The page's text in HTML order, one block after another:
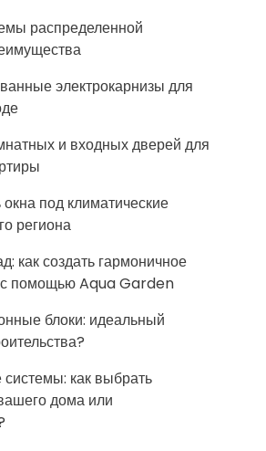
распределенной
электрокарнизы для
и входных дверей для
под климатические
региона
как создать гармоничное
с помощью Aqua Garden
блоки: идеальный
как выбрать
дома или